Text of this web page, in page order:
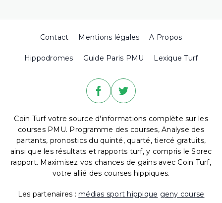
Contact Mentions légales A Propos
Hippodromes Guide Paris PMU Lexique Turf
Coin Turf votre source d'informations complète sur les
courses PMU. Programme des courses, Analyse des
partants, pronostics du quinté, quarté, tiercé gratuits,
ainsi que les résultats et rapports turf, y compris le Sorec
rapport. Maximisez vos chances de gains avec Coin Turf,
votre allié des courses hippiques.
Les partenaires : médias sport hippique geny course